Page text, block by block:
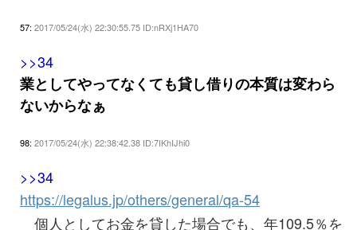
57: 2017/05/24(水) 22:30:55.75 ID:nRXj1HA70
>>34
業としてやってなくても貸し借りの本質は変わら
ないからなぁ
98: 2017/05/24(水) 22:38:42.38 ID:7IKhIJhi0
>>34
https://legalus.jp/others/general/qa-54
個人としてお金を貸した場合でも、年109.5％を